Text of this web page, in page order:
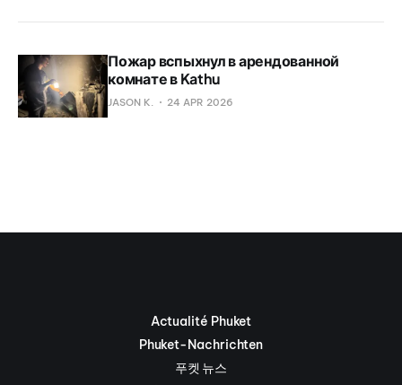
Пожар вспыхнул в арендованной
комнате в Kathu
JASON K. 24 APR 2026
Actualité Phuket
Phuket-Nachrichten
푸켓 뉴스